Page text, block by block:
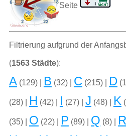
Seite
Filtrierung aufgrund der
(1563 Städte):
A(129) | B (32) | C (215) | D
(28) | H (42) | I (27) | J (48) | K
(35) | O (22) | P (89) | Q (8) | R